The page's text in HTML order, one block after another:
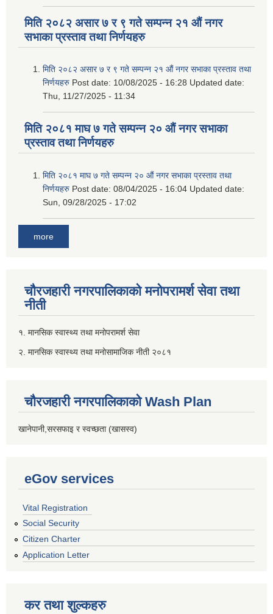
मिति २०८२ असार ७ र ९ गते सम्पन्न २१ औं नगर
सभाका प्रस्ताव तथा निर्णयहरु
मिति २०८२ असार ७ र ९ गते सम्पन्न २१ औं नगर सभाका प्रस्ताव तथा
निर्णयहरु Post date: 10/08/2025 - 16:28 Updated date:
Thu, 11/27/2025 - 11:34
मिति २०८१ माघ ७ गते सम्पन्न २० औं नगर सभाका
प्रस्ताव तथा निर्णयहरु
मिति २०८१ माघ ७ गते सम्पन्न २० औं नगर सभाका प्रस्ताव तथा
निर्णयहरु Post date: 08/04/2025 - 16:04 Updated date:
Sun, 09/28/2025 - 17:02
more
चौरजहारी नगरपालिकाको मनोपरामर्श सेवा तथा
नीती
१. मानसिक स्वास्थ्य तथा मनोपरामर्श सेवा
२. मानसिक स्वास्थ्य तथा मनोसामाजिक नीती २०८१
चौरजहारी नगरपालिकाको Wash Plan
खानेपानी,सरसफाइ र स्वच्छता (खासस्व)
eGov services
Vital Registration
Social Security
Citizen Charter
Application Letter
कर तथा शुल्कहरु